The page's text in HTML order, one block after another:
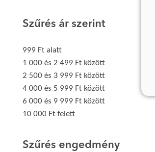
Szűrés ár szerint
999 Ft alatt
1 000 és 2 499 Ft között
2 500 és 3 999 Ft között
4 000 és 5 999 Ft között
6 000 és 9 999 Ft között
10 000 Ft felett
Szűrés engedmény